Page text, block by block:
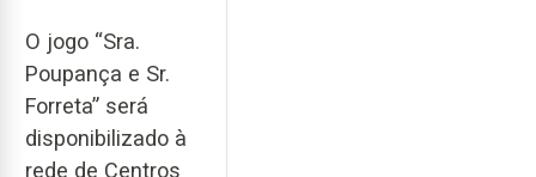
O jogo “Sra.
Poupança e Sr.
Forreta” será
disponibilizado à
rede de Centros